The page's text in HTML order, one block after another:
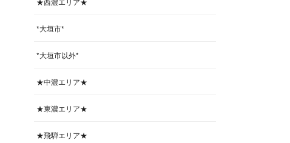
*大垣市*
*大垣市以外*
★中濃エリア★
★東濃エリア★
★飛騨エリア★